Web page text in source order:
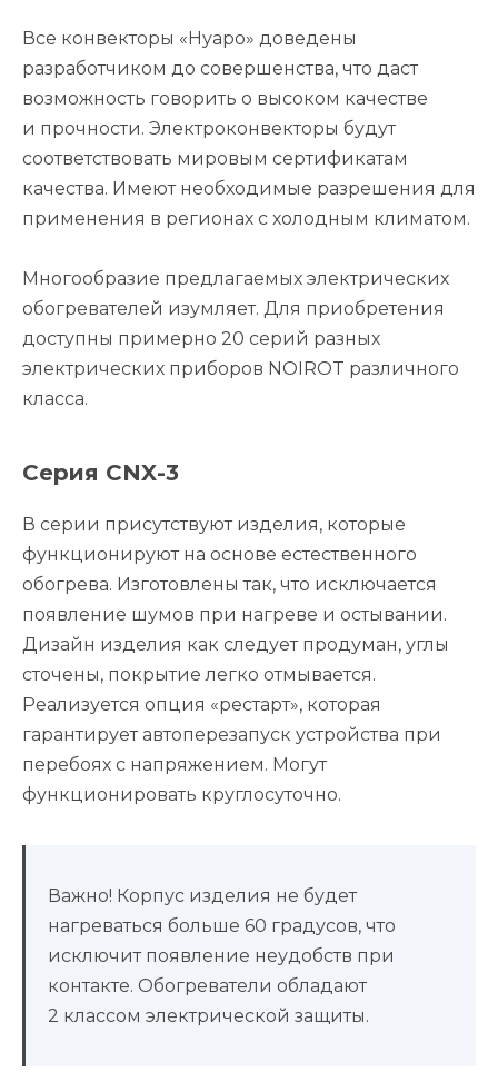
Все конвекторы «Нуаро» доведены
разработчиком до совершенства, что даст
возможность говорить о высоком качестве
и прочности. Электроконвекторы будут
соответствовать мировым сертификатам
качества. Имеют необходимые разрешения для
применения в регионах с холодным климатом.
Многообразие предлагаемых электрических
обогревателей изумляет. Для приобретения
доступны примерно 20 серий разных
электрических приборов NOIROT различного
класса.
Серия CNX-3
В серии присутствуют изделия, которые
функционируют на основе естественного
обогрева. Изготовлены так, что исключается
появление шумов при нагреве и остывании.
Дизайн изделия как следует продуман, углы
сточены, покрытие легко отмывается.
Реализуется опция «рестарт», которая
гарантирует автоперезапуск устройства при
перебоях с напряжением. Могут
функционировать круглосуточно.
Важно! Корпус изделия не будет
нагреваться больше 60 градусов, что
исключит появление неудобств при
контакте. Обогреватели обладают
2 классом электрической защиты.